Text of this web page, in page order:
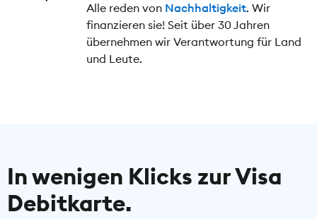
Alle reden von Nachhaltigkeit. Wir
finanzieren sie! Seit über 30 Jahren
übernehmen wir Verantwortung für Land
und Leute.
In wenigen Klicks zur Visa
Debitkarte.